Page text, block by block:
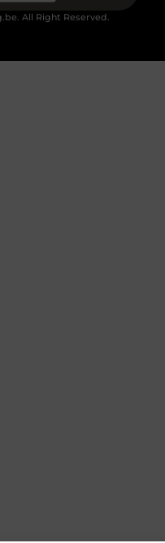
All Right Reserved.